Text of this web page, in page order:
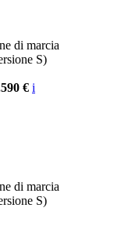
di marcia
S)
€ i
di marcia
S)